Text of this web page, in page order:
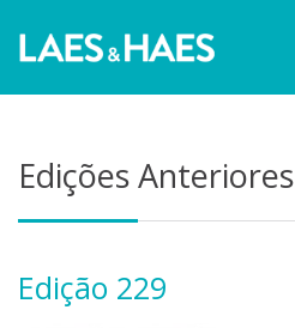
Edições Anteriores
Edição 229